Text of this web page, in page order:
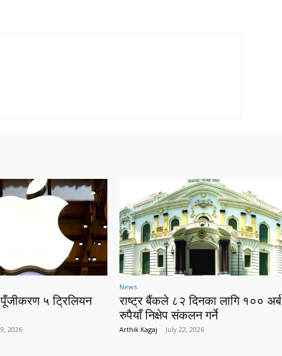
५ ट्रिलियन
2026
News
राष्ट्र बैंकले ८२ दिनका लागि १०० अर्ब
रुपैयाँ निक्षेप संकलन गर्ने
Arthik Kagaj - July 22, 2026